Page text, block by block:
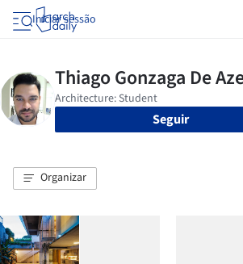
Iniciar sessão
Seguir
Organizar